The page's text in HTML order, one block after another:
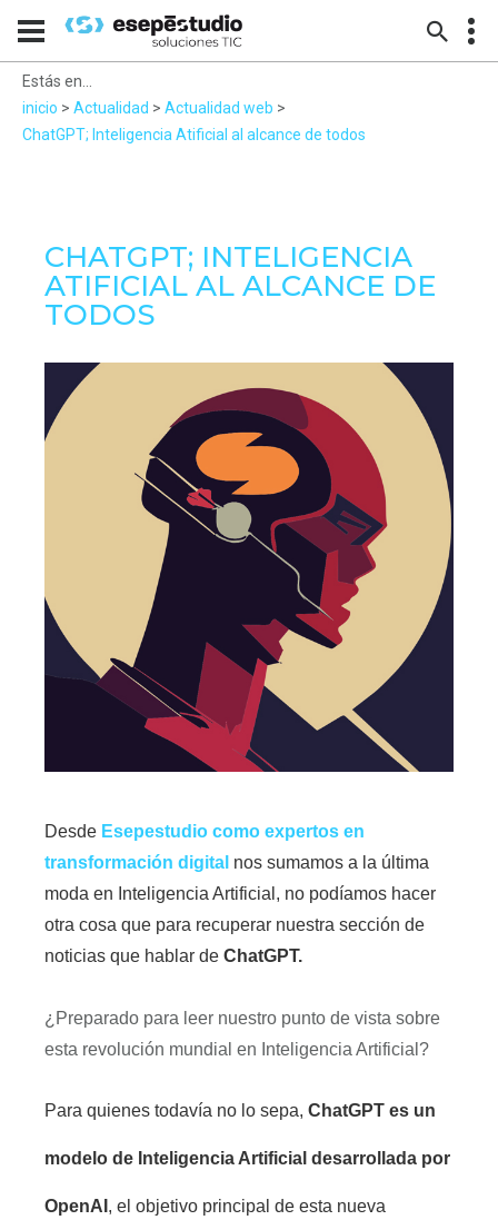
Estás en...
inicio > Actualidad > Actualidad web >
ChatGPT; Inteligencia Atificial al alcance de todos
CHATGPT; INTELIGENCIA
ATIFICIAL AL ALCANCE DE
TODOS
Desde Esepestudio como expertos en
transformación digital nos sumamos a la última
moda en Inteligencia Artificial, no podíamos hacer
otra cosa que para recuperar nuestra sección de
noticias que hablar de ChatGPT.
¿Preparado para leer nuestro punto de vista sobre
esta revolución mundial en Inteligencia Artificial?
Para quienes todavía no lo sepa, ChatGPT es un
modelo de Inteligencia Artificial desarrollada por
OpenAI , el objetivo principal de esta nueva